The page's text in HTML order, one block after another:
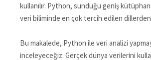
kullanılır. Python, sunduğu geniş
veri biliminde en çok tercih edilen
Bu makalede, Python ile veri analizi
inceleyeceğiz. Gerçek dünya verilerini